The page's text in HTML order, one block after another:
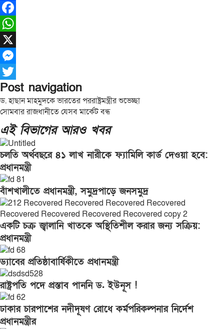
Facebook
WhatsApp
X
Messenger
Twitter
Post navigation
ড. হাছান মাহমুদকে ভারতের পররাষ্ট্রমন্ত্রীর শুভেচ্ছা
সোমবার রাজধানীতে যেসব মার্কেট বন্ধ
এই বিভাগের আরও খবর
চলতি অর্থবছরে ৪১ লাখ নারীকে ফ্যামিলি কার্ড দেওয়া হবে:
প্রধানমন্ত্রী
বাঁশখালীতে প্রধানমন্ত্রী, সমুদ্রপাড়ে জনসমুদ্র
একটি চক্র জ্বালানি খাতকে অস্থিতিশীল করার জন্য সক্রিয়:
প্রধানমন্ত্রী
ড্যাবের প্রতিষ্ঠাবার্ষিকীতে প্রধানমন্ত্রী
রাষ্ট্রপতি পদে প্রস্তাব পাননি ড. ইউনূস !
ঢাকার চারপাশের নদীদূষণ রোধে কর্মপরিকল্পনার নির্দেশ
প্রধানমন্ত্রীর